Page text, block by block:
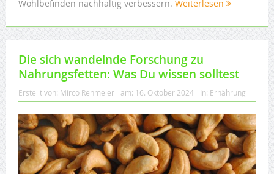
Wohlbefinden nachhaltig verbessern. Weiterlesen
Die sich wandelnde Forschung zu
Nahrungsfetten: Was Du wissen solltest
Erstellt von: Mirco Rehmeier am: 16. Oktober 2024 In: Ernährung